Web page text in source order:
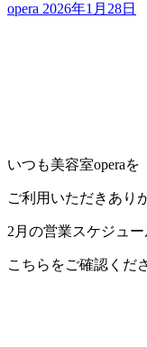
opera 2026年1月28日
いつも美容室operaを
ご利用いただきあり
2月の営業スケジュー
こちらをご確認くだ